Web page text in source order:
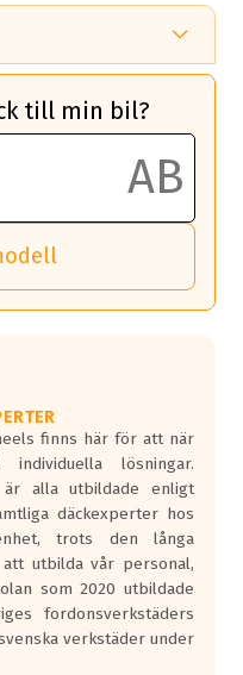
klass A
bättre
däck.
km,
ett
påvisar
är den
ligger
till min bil?
finns här för att när
lösningar.
är alla utbildade enligt
däckexperter hos
trots den långa
utbilda vår personal,
som 2020 utbildade
fordonsverkstäders
verkstäder under